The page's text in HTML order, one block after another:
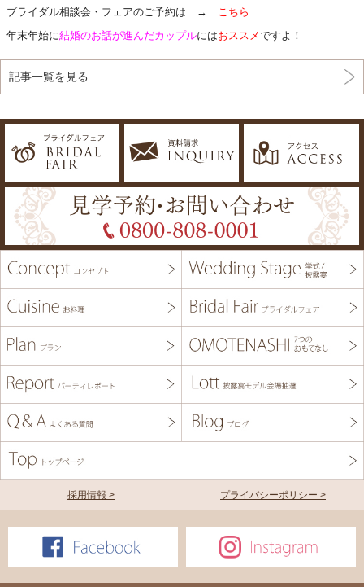
ブライダル相談会・フェアのご予約は → こちら
年末年始に結婚のお話が進んだカップルにはおススメですよ！
記事一覧を見る
採用情報 > プライバシーポリシー >